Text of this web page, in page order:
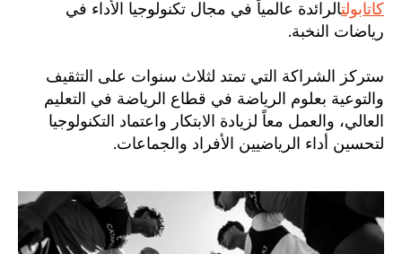
كاتابولتالرائدة عالمياً في مجال تكنولوجيا الأداء في
رياضات النخبة.
ستركز الشراكة التي تمتد لثلاث سنوات على التثقيف
والتوعية بعلوم الرياضة في قطاع الرياضة في التعليم
العالي، والعمل معاً لزيادة الابتكار واعتماد التكنولوجيا
لتحسين أداء الرياضيين الأفراد والجماعات.